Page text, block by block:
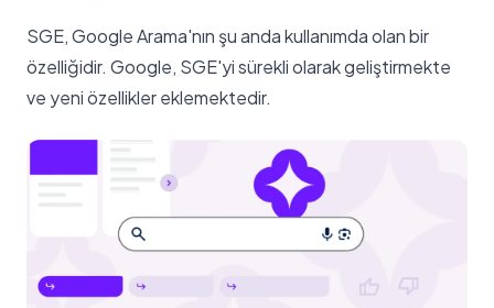
SGE, Google Arama'nın şu anda kullanımda olan bir
özelliğidir. Google, SGE'yi sürekli olarak geliştirmekte
ve yeni özellikler eklemektedir.